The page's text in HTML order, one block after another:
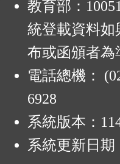
教育部：
統登載資料如
布或函頒者為
電話總機：
6928
系統版本：
系統更新日期